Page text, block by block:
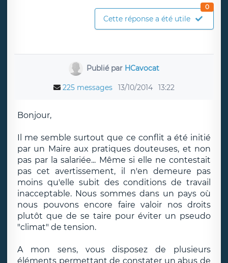
Cette réponse a été utile
0
Publié par HCavocat
225 messages 13/10/2014 13:22
Bonjour,
Il me semble surtout que ce conflit a été initié
par un Maire aux pratiques douteuses, et non
pas par la salariée... Même si elle ne contestait
pas cet avertissement, il n'en demeure pas
moins qu'elle subit des conditions de travail
inacceptable. Nous sommes dans un pays où
nous pouvons encore faire valoir nos droits
plutôt que de se taire pour éviter un pseudo
"climat" de tension.
A mon sens, vous disposez de plusieurs
éléments permettant de constater un abus de